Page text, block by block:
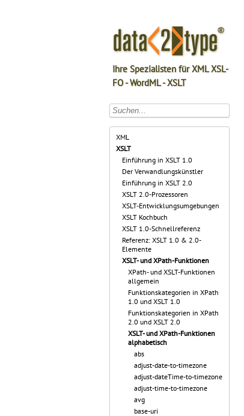
Ihre Spezialisten für XML XSL-
FO - WordML - XSLT
XML
XSLT
Einführung in XSLT 1.0
Der Verwandlungskünstler
Einführung in XSLT 2.0
XSLT 2.0-Prozessoren
XSLT-Entwicklungsumgebungen
XSLT Kochbuch
XSLT 1.0-Schnellreferenz
Referenz: XSLT 1.0 & 2.0-
Elemente
XSLT- und XPath-Funktionen
XPath- und XSLT-Funktionen
allgemein
Funktionskategorien in XPath
1.0 und XSLT 1.0
Funktionskategorien in XPath
2.0 und XSLT 2.0
XSLT- und XPath-Funktionen
alphabetisch
abs
adjust-date-to-timezone
adjust-dateTime-to-timezone
adjust-time-to-timezone
avg
base-uri